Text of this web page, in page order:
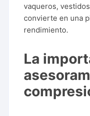
vaqueros,
convierte en una
rendimiento.
La